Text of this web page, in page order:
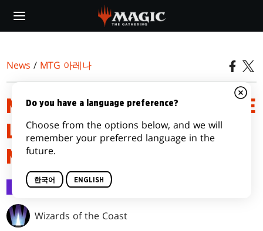
main
News / MTG 아레나
MTG 아레나 출시 노트 – THE
LORD OF THE RINGS: TALES OF
MIDDLE-EARTH™
MTG 아레나 2023.06.19
Wizards of the Coast
Do you have a language preference?
Choose from the options below, and we will
remember your preferred language in the
future.
한국어 ENGLISH